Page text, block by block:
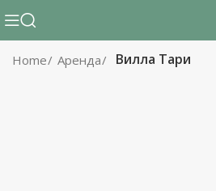
Home Аренда Вилла Тари